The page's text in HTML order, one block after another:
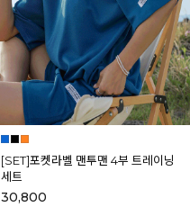
[SET]포켓라벨 맨투맨 4부 트레이닝
세트
30,800